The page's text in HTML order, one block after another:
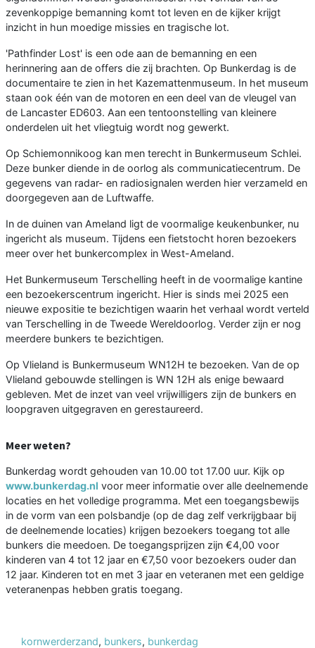
zevenkoppige bemanning komt tot leven en de kijker krijgt
inzicht in hun moedige missies en tragische lot.
'Pathfinder Lost' is een ode aan de bemanning en een
herinnering aan de offers die zij brachten. Op Bunkerdag is de
documentaire te zien in het Kazemattenmuseum. In het museum
staan ook één van de motoren en een deel van de vleugel van
de Lancaster ED603. Aan een tentoonstelling van kleinere
onderdelen uit het vliegtuig wordt nog gewerkt.
Op Schiemonnikoog kan men terecht in Bunkermuseum Schlei.
Deze bunker diende in de oorlog als communicatiecentrum. De
gegevens van radar- en radiosignalen werden hier verzameld en
doorgegeven aan de Luftwaffe.
In de duinen van Ameland ligt de voormalige keukenbunker, nu
ingericht als museum. Tijdens een fietstocht horen bezoekers
meer over het bunkercomplex in West-Ameland.
Het Bunkermuseum Terschelling heeft in de voormalige kantine
een bezoekerscentrum ingericht. Hier is sinds mei 2025 een
nieuwe expositie te bezichtigen waarin het verhaal wordt verteld
van Terschelling in de Tweede Wereldoorlog. Verder zijn er nog
meerdere bunkers te bezichtigen.
Op Vlieland is Bunkermuseum WN12H te bezoeken. Van de op
Vlieland gebouwde stellingen is WN 12H als enige bewaard
gebleven. Met de inzet van veel vrijwilligers zijn de bunkers en
loopgraven uitgegraven en gerestaureerd.
Meer weten?
Bunkerdag wordt gehouden van 10.00 tot 17.00 uur. Kijk op
www.bunkerdag.nl voor meer informatie over alle deelnemende
locaties en het volledige programma. Met een toegangsbewijs
in de vorm van een polsbandje (op de dag zelf verkrijgbaar bij
de deelnemende locaties) krijgen bezoekers toegang tot alle
bunkers die meedoen. De toegangsprijzen zijn €4,00 voor
kinderen van 4 tot 12 jaar en €7,50 voor bezoekers ouder dan
12 jaar. Kinderen tot en met 3 jaar en veteranen met een geldige
veteranenpas hebben gratis toegang.
kornwerderzand, bunkers, bunkerdag